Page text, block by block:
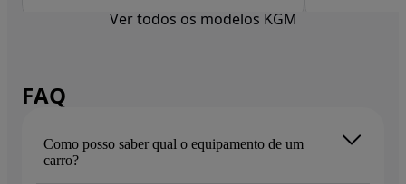
Ver todos os modelos KGM
FAQ
Como posso saber qual o equipamento de um
carro?